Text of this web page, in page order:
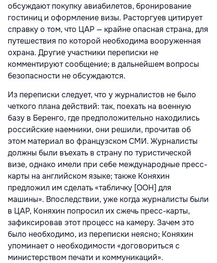
обсуждают покупку авиабилетов, бронирование
гостиниц и оформление визы. Расторгуев цитирует
справку о том, что ЦАР — крайне опасная страна, для
путешествия по которой необходима вооруженная
охрана. Другие участники переписки не
комментируют сообщение; в дальнейшем вопросы
безопасности не обсуждаются.
Из переписки следует, что у журналистов не было
четкого плана действий: так, поехать на военную
базу в Беренго, где предположительно находились
российские наемники, они решили, прочитав об
этом материал во французском СМИ. Журналисты
должны были въехать в страну по туристической
визе, однако имели при себе международные пресс-
карты на английском языке; также Коняхин
предложил им сделать «табличку [ООН] для
машины». Впоследствии, уже когда журналисты были
в ЦАР, Коняхин попросил их сжечь пресс-карты,
зафиксировав этот процесс на камеру. Зачем это
было необходимо, из переписки неясно; Коняхин
упоминает о необходимости «договориться с
министерством печати и коммуникаций».